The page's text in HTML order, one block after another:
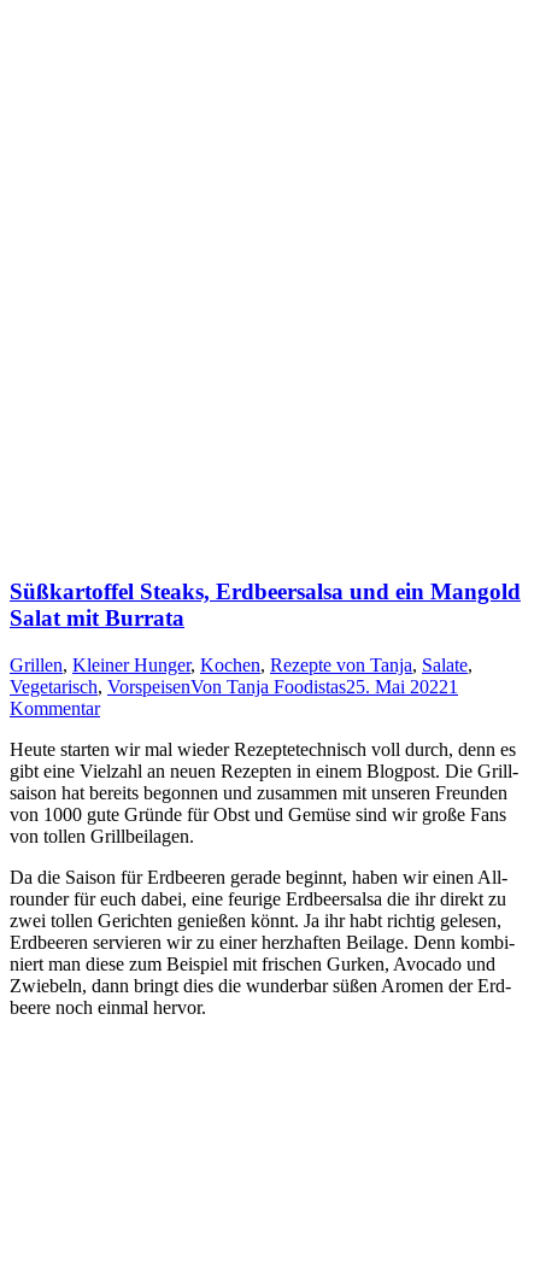
Süßkartoffel Steaks, Erdbeersalsa und ein Mangold
Salat mit Burrata
Grillen, Kleiner Hunger, Kochen, Rezepte von Tanja, Salate,
Vegetarisch, VorspeisenVon Tanja Foodistas25. Mai 20221
Kommentar
Heu­te star­ten wir mal wie­der Rezep­te­tech­nisch voll durch, denn es
gibt eine Viel­zahl an neu­en Rezep­ten in einem Blog­post. Die Grill­
sai­son hat bereits begon­nen und zusam­men mit unse­ren Freun­den
von 1000 gute Grün­de für Obst und Gemü­se sind wir gro­ße Fans
von tol­len Grillbeilagen.
Da die Sai­son für Erd­bee­ren gera­de beginnt, haben wir einen All­
roun­der für euch dabei, eine feu­ri­ge Erd­beer­sal­sa die ihr direkt zu
zwei tol­len Gerich­ten genie­ßen könnt. Ja ihr habt rich­tig gele­sen,
Erd­bee­ren ser­vie­ren wir zu einer herz­haf­ten Bei­la­ge. Denn kom­bi­
niert man die­se zum Bei­spiel mit fri­schen Gur­ken, Avo­ca­do und
Zwie­beln, dann bringt dies die wun­der­bar süßen Aro­men der Erd­
bee­re noch ein­mal hervor.